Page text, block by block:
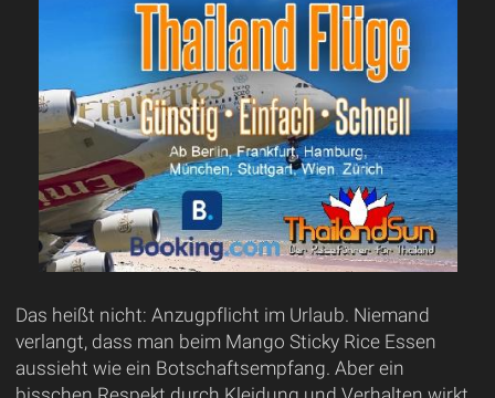
Das heißt nicht: Anzugpflicht im Urlaub. Niemand
verlangt, dass man beim Mango Sticky Rice Essen
aussieht wie ein Botschaftsempfang. Aber ein